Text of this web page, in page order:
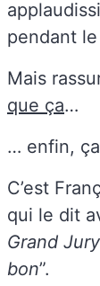
pendant
Mais
que ça…
… enfin,
C’est
qui le dit
Grand Jury
bon”.